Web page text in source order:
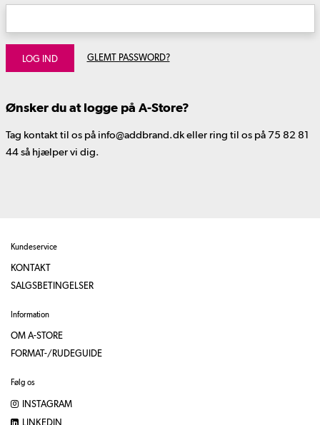
LOG IND GLEMT PASSWORD?
Ønsker du at logge på A-Store?
Tag kontakt til os på info@addbrand.dk eller ring til os på 75 82 81
44 så hjælper vi dig.
Kundeservice
KONTAKT
SALGSBETINGELSER
Information
OM A-STORE
FORMAT-/RUDEGUIDE
Følg os
INSTAGRAM